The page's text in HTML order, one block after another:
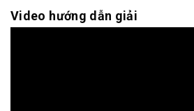
Video hướng dẫn giải